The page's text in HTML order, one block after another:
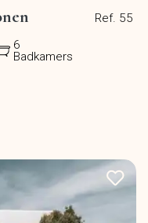
Ref. 55
6
Badkamers